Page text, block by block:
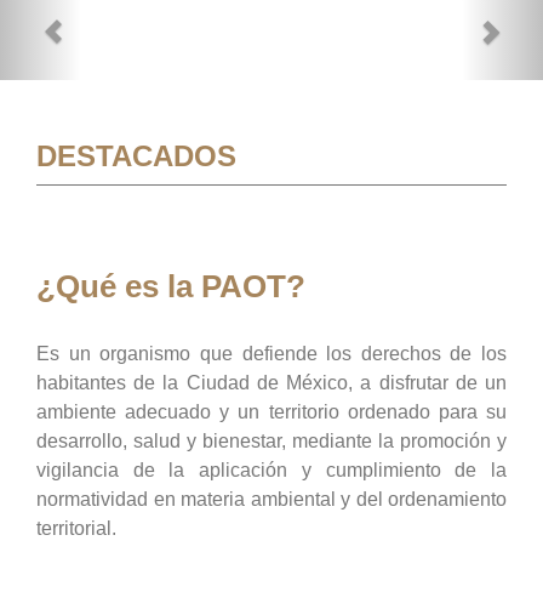
DESTACADOS
¿Qué es la PAOT?
Es un organismo que defiende los derechos de los
habitantes de la Ciudad de México, a disfrutar de un
ambiente adecuado y un territorio ordenado para su
desarrollo, salud y bienestar, mediante la promoción y
vigilancia de la aplicación y cumplimiento de la
normatividad en materia ambiental y del ordenamiento
territorial.